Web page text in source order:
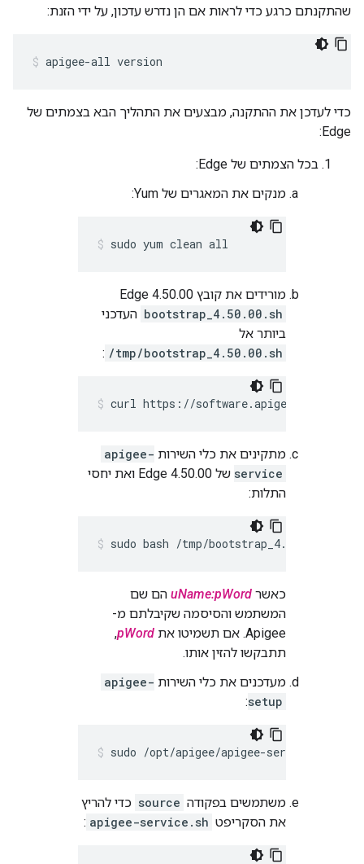
שהתקנתם כרגע כדי לראות אם הן נדרש עדכון, על ידי הזנת:
apigee-all version
כדי לעדכן את ההתקנה, מבצעים את התהליך הבא בצמתים של
Edge:
בכל הצמתים של Edge:
מנקים את המאגרים של Yum:
sudo yum clean all
מורידים את קובץ Edge 4.50.00
bootstrap_4.50.00.sh העדכני
ביותר אל
/tmp/bootstrap_4.50.00.sh
:
curl https://software.apigee.com/
מתקינים את כלי השירות apigee-
service
של Edge 4.50.00 ואת יחסי
התלות:
sudo bash /tmp/bootstrap_4.50.00.sh
כאשר uName:pWord הם שם
המשתמש והסיסמה שקיבלתם מ-
Apigee. אם תשמיטו את
pWord
,
תתבקשו להזין אותו.
מעדכנים את כלי השירות apigee-
setup
:
sudo /opt/apigee/apigee-service/bin/
משתמשים בפקודה source כדי להריץ
את הסקריפט apigee-service.sh
: